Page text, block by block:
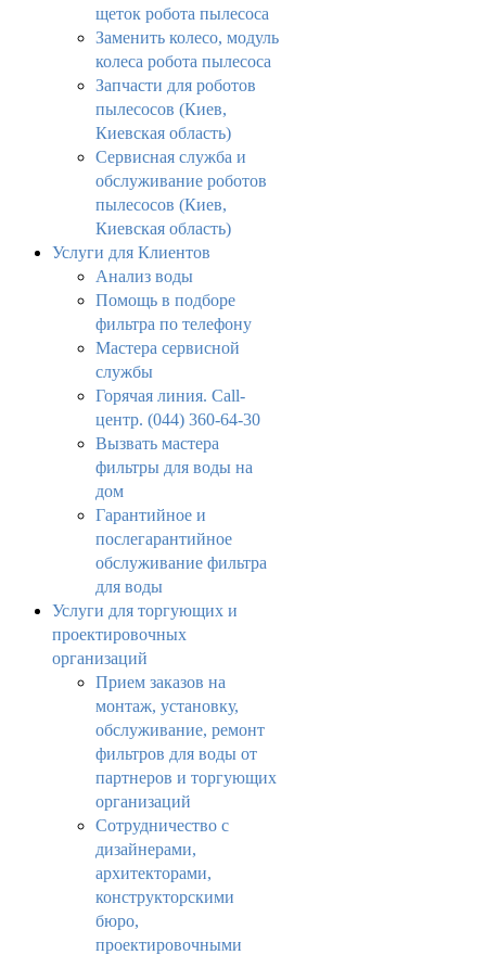
щеток робота пылесоса
Заменить колесо, модуль
колеса робота пылесоса
Запчасти для роботов
пылесосов (Киев,
Киевская область)
Сервисная служба и
обслуживание роботов
пылесосов (Киев,
Киевская область)
Услуги для Клиентов
Анализ воды
Помощь в подборе
фильтра по телефону
Мастера сервисной
службы
Горячая линия. Call-
центр. (044) 360-64-30
Вызвать мастера
фильтры для воды на
дом
Гарантийное и
послегарантийное
обслуживание фильтра
для воды
Услуги для торгующих и
проектировочных
организаций
Прием заказов на
монтаж, установку,
обслуживание, ремонт
фильтров для воды от
партнеров и торгующих
организаций
Сотрудничество с
дизайнерами,
архитекторами,
конструкторскими
бюро,
проектировочными